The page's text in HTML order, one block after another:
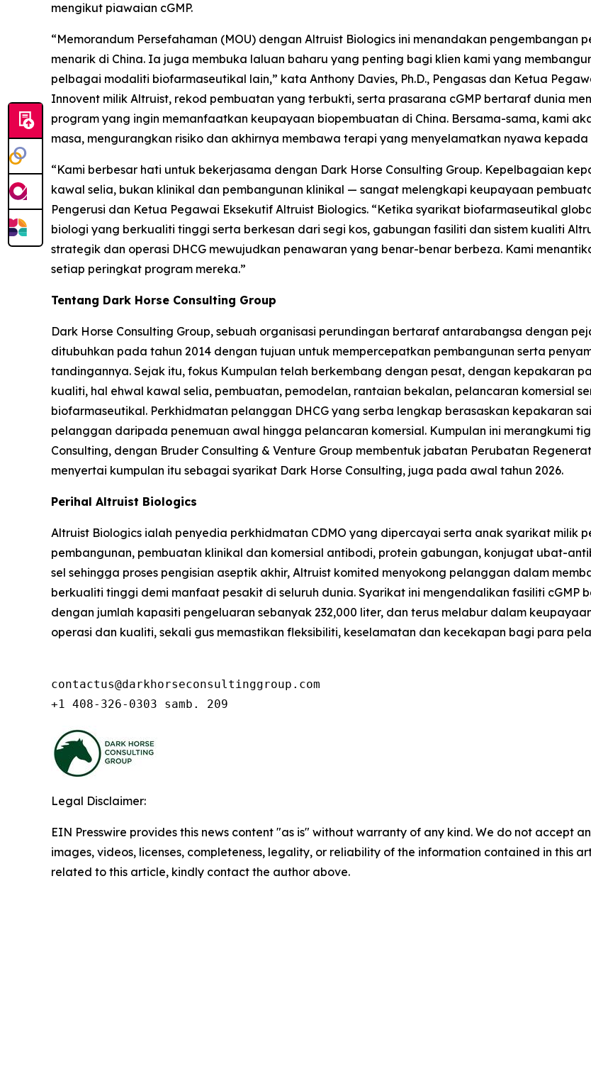
mengikut piawaian cGMP.
“Memorandum Persefahaman (MOU) dengan Altruist Biologics ini menandakan pengembangan
menarik di China. Ia juga membuka laluan baharu yang penting bagi klien kami yang
pelbagai modaliti biofarmaseutikal lain,” kata Anthony Davies, Ph.D., Pengasas dan Ketua
Innovent milik Altruist, rekod pembuatan yang terbukti, serta prasarana cGMP bertaraf dunia
program yang ingin memanfaatkan keupayaan biopembuatan di China. Bersama-sama, kami
masa, mengurangkan risiko dan akhirnya membawa terapi yang menyelamatkan nyawa kepada
“Kami berbesar hati untuk bekerjasama dengan Dark Horse Consulting Group. Kepelbagaian
kawal selia, bukan klinikal dan pembangunan klinikal — sangat melengkapi keupayaan
Pengerusi dan Ketua Pegawai Eksekutif Altruist Biologics. “Ketika syarikat biofarmaseutikal
biologi yang berkualiti tinggi serta berkesan dari segi kos, gabungan fasiliti dan sistem kualiti
strategik dan operasi DHCG mewujudkan penawaran yang benar-benar berbeza. Kami
setiap peringkat program mereka.”
Tentang Dark Horse Consulting Group
Dark Horse Consulting Group, sebuah organisasi perundingan bertaraf antarabangsa dengan
ditubuhkan pada tahun 2014 dengan tujuan untuk mempercepatkan pembangunan serta
tandingannya. Sejak itu, fokus Kumpulan telah berkembang dengan pesat, dengan kepakaran
kualiti, hal ehwal kawal selia, pembuatan, pemodelan, rantaian bekalan, pelancaran komersial
biofarmaseutikal. Perkhidmatan pelanggan DHCG yang serba lengkap berasaskan kepakaran
pelanggan daripada penemuan awal hingga pelancaran komersial. Kumpulan ini merangkumi
Consulting, dengan Bruder Consulting & Venture Group membentuk jabatan Perubatan
menyertai kumpulan itu sebagai syarikat Dark Horse Consulting, juga pada awal tahun 2026.
Perihal Altruist Biologics
Altruist Biologics ialah penyedia perkhidmatan CDMO yang dipercayai serta anak syarikat milik
pembangunan, pembuatan klinikal dan komersial antibodi, protein gabungan, konjugat ubat-
sel sehingga proses pengisian aseptik akhir, Altruist komited menyokong pelanggan dalam
berkualiti tinggi demi manfaat pesakit di seluruh dunia. Syarikat ini mengendalikan fasiliti cGMP
dengan jumlah kapasiti pengeluaran sebanyak 232,000 liter, dan terus melabur dalam
operasi dan kualiti, sekali gus memastikan fleksibiliti, keselamatan dan kecekapan bagi para
contactus@darkhorseconsultinggroup.com
+1 408-326-0303 samb. 209
Legal Disclaimer:
EIN Presswire provides this news content "as is" without warranty of any kind. We do not accept
images, videos, licenses, completeness, legality, or reliability of the information contained in this
related to this article, kindly contact the author above.